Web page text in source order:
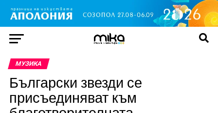
МУЗИКА
Български звезди се
присъединяват към